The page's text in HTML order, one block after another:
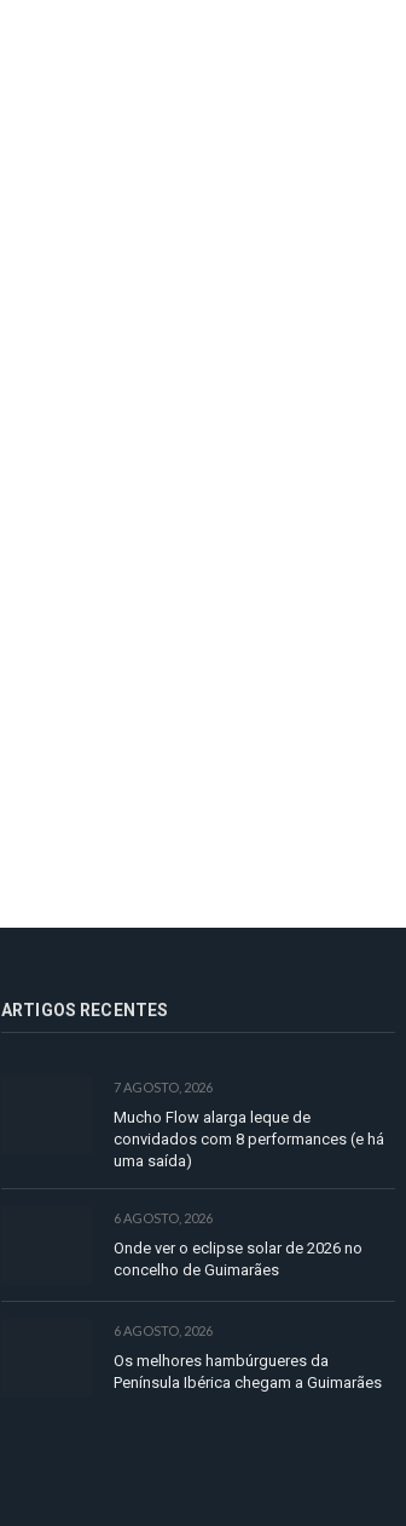
ARTIGOS RECENTES
7 AGOSTO, 2026
Mucho Flow alarga leque de
convidados com 8 performances (e há
uma saída)
6 AGOSTO, 2026
Onde ver o eclipse solar de 2026 no
concelho de Guimarães
6 AGOSTO, 2026
Os melhores hambúrgueres da
Península Ibérica chegam a Guimarães